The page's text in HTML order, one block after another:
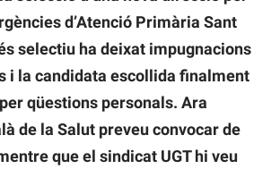
d’Atenció Primària Sant
selectiu ha deixat impugnacions
i la candidata escollida finalment
qüestions personals. Ara
de la Salut preveu convocar de
que el sindicat UGT hi veu